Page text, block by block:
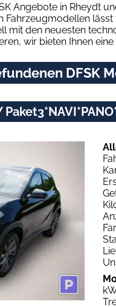
Angebote in Rheydt
Fahrzeugmodellen lässt
mit den neuesten
wir bieten Ihnen
DFSK